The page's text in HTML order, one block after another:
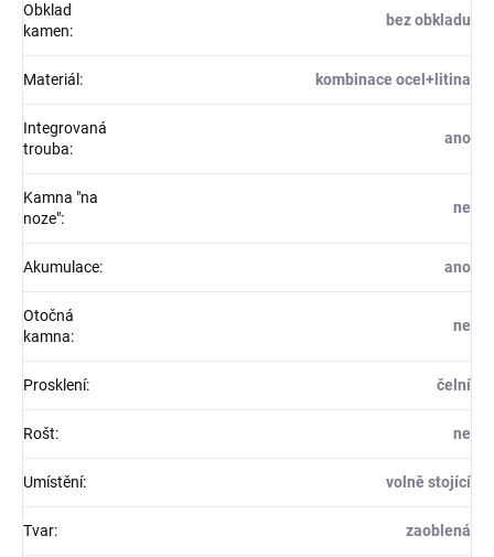
Obklad
kamen:
bez obkladu
Materiál : kombinace ocel+litina
Integrovaná
trouba:
ano
Kamna "na
noze":
ne
Akumulace: ano
Otočná
kamna:
ne
Prosklení: čelní
Rošt: ne
Umístění: volně stojící
Tvar: zaoblená